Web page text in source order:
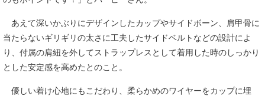
あえて深いかぶりにデザインしたカップやサイドボーン、肩甲骨に
当たらないギリギリの太さに工夫したサイドベルトなどの設計によ
り、付属の肩紐を外してストラップレスとして着用した時のしっかり
とした安定感を高めたとのこと。
優しい着け心地にもこだわり、柔らかめのワイヤーをカップに埋